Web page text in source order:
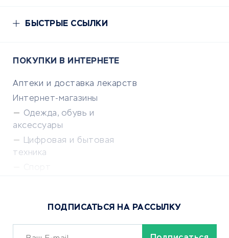
БЫСТРЫЕ ССЫЛКИ
ПОКУПКИ В ИНТЕРНЕТЕ
Аптеки и доставка лекарств
Интернет-магазины
Одежда, обувь и
аксессуары
Цифровая и бытовая
техника
Сервисы доставки
ПОДПИСАТЬСЯ НА РАССЫЛКУ